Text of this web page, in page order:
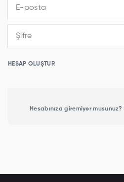
HESAP OLUŞTUR
Hesabınıza giremiyor musunuz?